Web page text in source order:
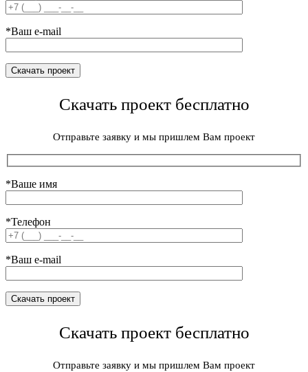
*Ваш e-mail
Скачать проект бесплатно
Отправьте заявку и мы пришлем Вам проект
*Ваше имя
*Телефон
*Ваш e-mail
Скачать проект бесплатно
Отправьте заявку и мы пришлем Вам проект